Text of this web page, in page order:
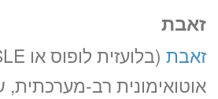
זאבת
זאבת
אוטואימונית רב-